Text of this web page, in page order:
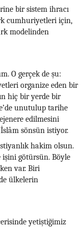
bir sistem ihracı
cumhuriyetleri için,
modelinden
O gerçek de şu:
organize eden bir
hiç bir yerde bir
unutulup tarihe
edilmesini
sönsün istiyor.
hakim olsun.
götürsün. Böyle
var. Biri
ülkelerin
yetiştiğimiz